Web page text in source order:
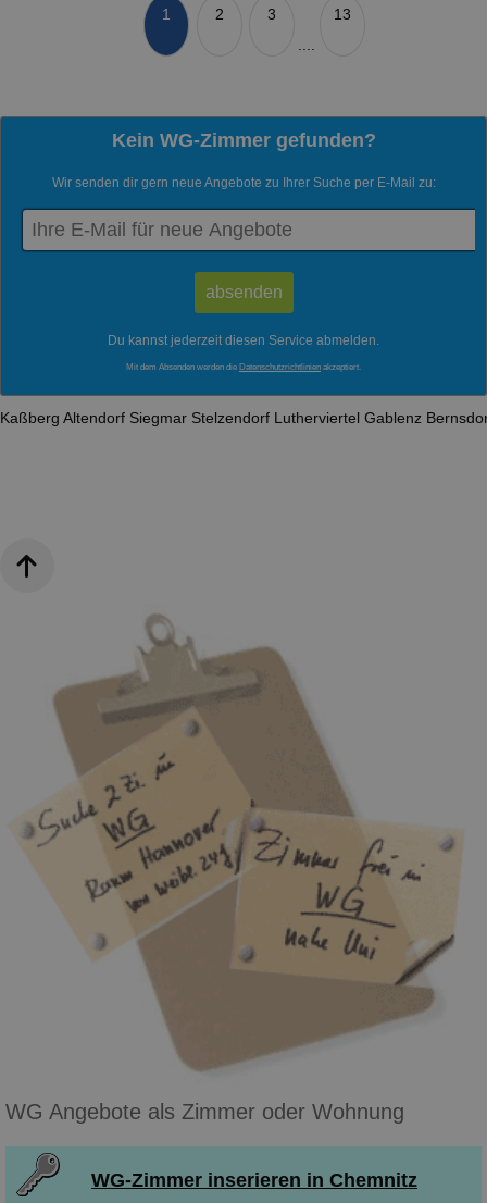
1 2
3
13
Kein WG-Zimmer gefunden?
Wir senden dir gern neue Angebote zu Ihrer Suche per E-Mail zu:
Du kannst jederzeit diesen Service abmelden.
Mit dem Absenden werden die Datenschutzrichtlinien akzeptiert.
Kaßberg Altendorf Siegmar Stelzendorf Lutherviertel Gablenz
WG Angebote als Zimmer oder Wohnung
WG-Zimmer inserieren in Chemnitz